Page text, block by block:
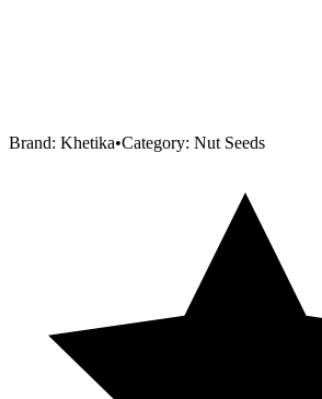
Brand: Khetika•Category: Nut Seeds